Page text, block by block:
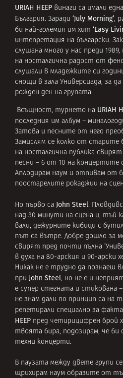
URIAH HEEP винаги са имали
България. Заради ‘July Morning’,
би най-големия им хит ‘Easy
интепретация на български.
слушана много у нас преди
на носталгична радост от
слушали в младежките си
снощи в зала Универсиада, за
рожден ден на групата.
Всъщност, турнето на URIAH
последния им албум –
Затова и песните от него
Замислям се колко от
на носталгична публика
песни – 6 от 10 на концертите
Аплодирам наум и отпивам от
поостарелите рокаджии на
Но първо са John Steel.
над 30 минути на сцена и, тъй
вали, дежурните кибици с
път са вътре. Добре дошло за
свирят пред почти пълна
в духа на 80-арския и 90-арски
Никак не е трудно да познаеш
при John Steel, но не е и
е супер стегната и стикована
не знам дали по принцип са на
репетирали специално за
HEEP пред четирицифрен брой
твоята бира, подозирам, че би
техни концерти.
В паузата между двете групи
щрихирам наум образите от